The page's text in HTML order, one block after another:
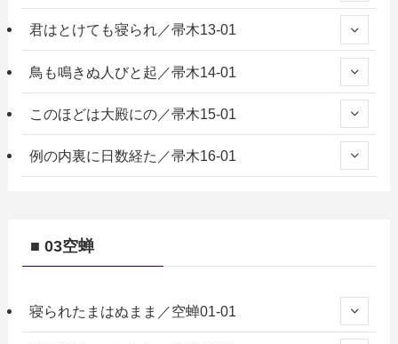
君はとけても寝られ／帚木13-01
鳥も鳴きぬ人びと起／帚木14-01
このほどは大殿にの／帚木15-01
例の内裏に日数経た／帚木16-01
■ 03空蝉
寝られたまはぬまま／空蝉01-01